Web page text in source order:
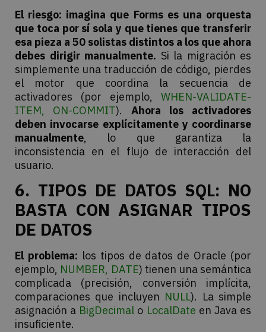
El riesgo: imagina que Forms es una orquesta
que toca por sí sola y que tienes que transferir
esa pieza a 50 solistas distintos a los que ahora
debes dirigir manualmente. Si la migración es
simplemente una traducción de código, pierdes
el motor que coordina la secuencia de
activadores (por ejemplo, WHEN-VALIDATE-
ITEM, ON-COMMIT). Ahora los activadores
deben invocarse explícitamente y coordinarse
manualmente, lo que garantiza la
inconsistencia en el flujo de interacción del
usuario.
6. TIPOS DE DATOS SQL: NO
BASTA CON ASIGNAR TIPOS
DE DATOS
El problema: los tipos de datos de Oracle (por
ejemplo, NUMBER, DATE) tienen una semántica
complicada (precisión, conversión implícita,
comparaciones que incluyen NULL). La simple
asignación a BigDecimal o LocalDate en Java es
insuficiente.